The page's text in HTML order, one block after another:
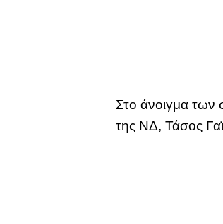
Στο άνοιγμα των
της ΝΔ, Τάσος